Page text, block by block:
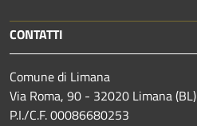
CONTATTI
Comune di Limana
Via Roma, 90 - 32020 Limana (BL)
P.I./C.F. 00086680253